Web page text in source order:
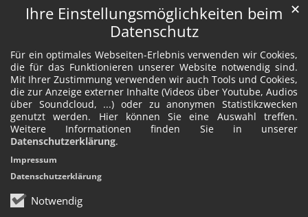
Ihre Einstellungsmöglichkeiten beim
Datenschutz
Für ein optimales Webseiten-Erlebnis verwenden wir Cookies,
die für das Funktionieren unserer Website notwendig sind.
Mit Ihrer Zustimmung verwenden wir auch Tools und Cookies,
die zur Anzeige externer Inhalte (Videos über Youtube, Audios
über Soundcloud, ...) oder zu anonymen Statistikzwecken
genutzt werden. Hier können Sie eine Auswahl treffen.
Weitere Informationen finden Sie in unserer
Datenschutzerklärung.
Notwendig
✕
Impressum
Datenschutzerklärung